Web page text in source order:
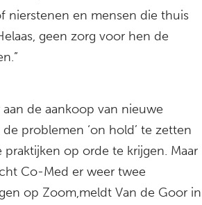
nierstenen en mensen die thuis
geen zorg voor hen de
de aankoop van nieuwe
problemen ‘on hold’ te zetten
op orde te krijgen. Maar
Co-Med er weer twee
op Zoom,meldt Van de Goor in